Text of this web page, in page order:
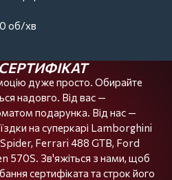
а й науковців із
різних куточках світу.
різні сплави та кілька
Таким чином виробник
рівень структурної
458 Italia Spider можна
Але, як кажуть, краще
ніж просто захоплюватися цим
об/хв
дуже просто. Обирайте
надовго. Від вас —
подарунка. Від нас —
на суперкарі Lamborghini
Ferrari 488 GTB, Ford
570S. Зв'яжіться з нами, щоб
сертифіката та строк його